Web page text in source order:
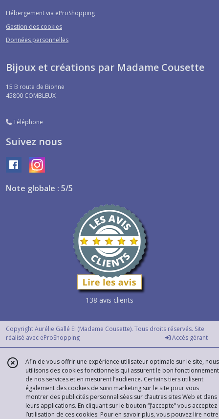
Hébergement via eProShopping
Gestion des cookies
Données personnelles
Bijoux et créations par Madame Cousette
15 B route de Bionne
45800 COMBLEUX
Téléphone
Suivez nous
Note globale : 5/5
138 avis clients
Copyright Aurélie Gallé EI (Madame Cousette). Tous droits réservés. Site
réalisé avec eProShopping Accès gérant
Afin de vous offrir une expérience utilisateur optimale sur le site, nous
utilisons des cookies fonctionnels qui assurent le bon fonctionnement
de nos services et en mesurent l’audience. Certains tiers utilisent
également des cookies de suivi marketing sur le site pour vous
montrer des publicités personnalisées sur d’autres sites Web et dans
leurs applications. En cliquant sur le bouton “J’accepte” vous acceptez
l’utilisation de ces cookies. Pour en savoir plus, vous pouvez lire notre